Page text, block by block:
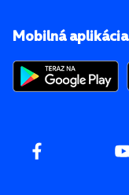
Mobilná aplikácia